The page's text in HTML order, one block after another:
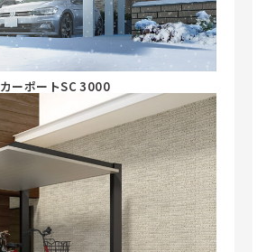
カーポートSC 3000